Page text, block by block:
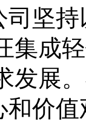
坚
集成
发展
价